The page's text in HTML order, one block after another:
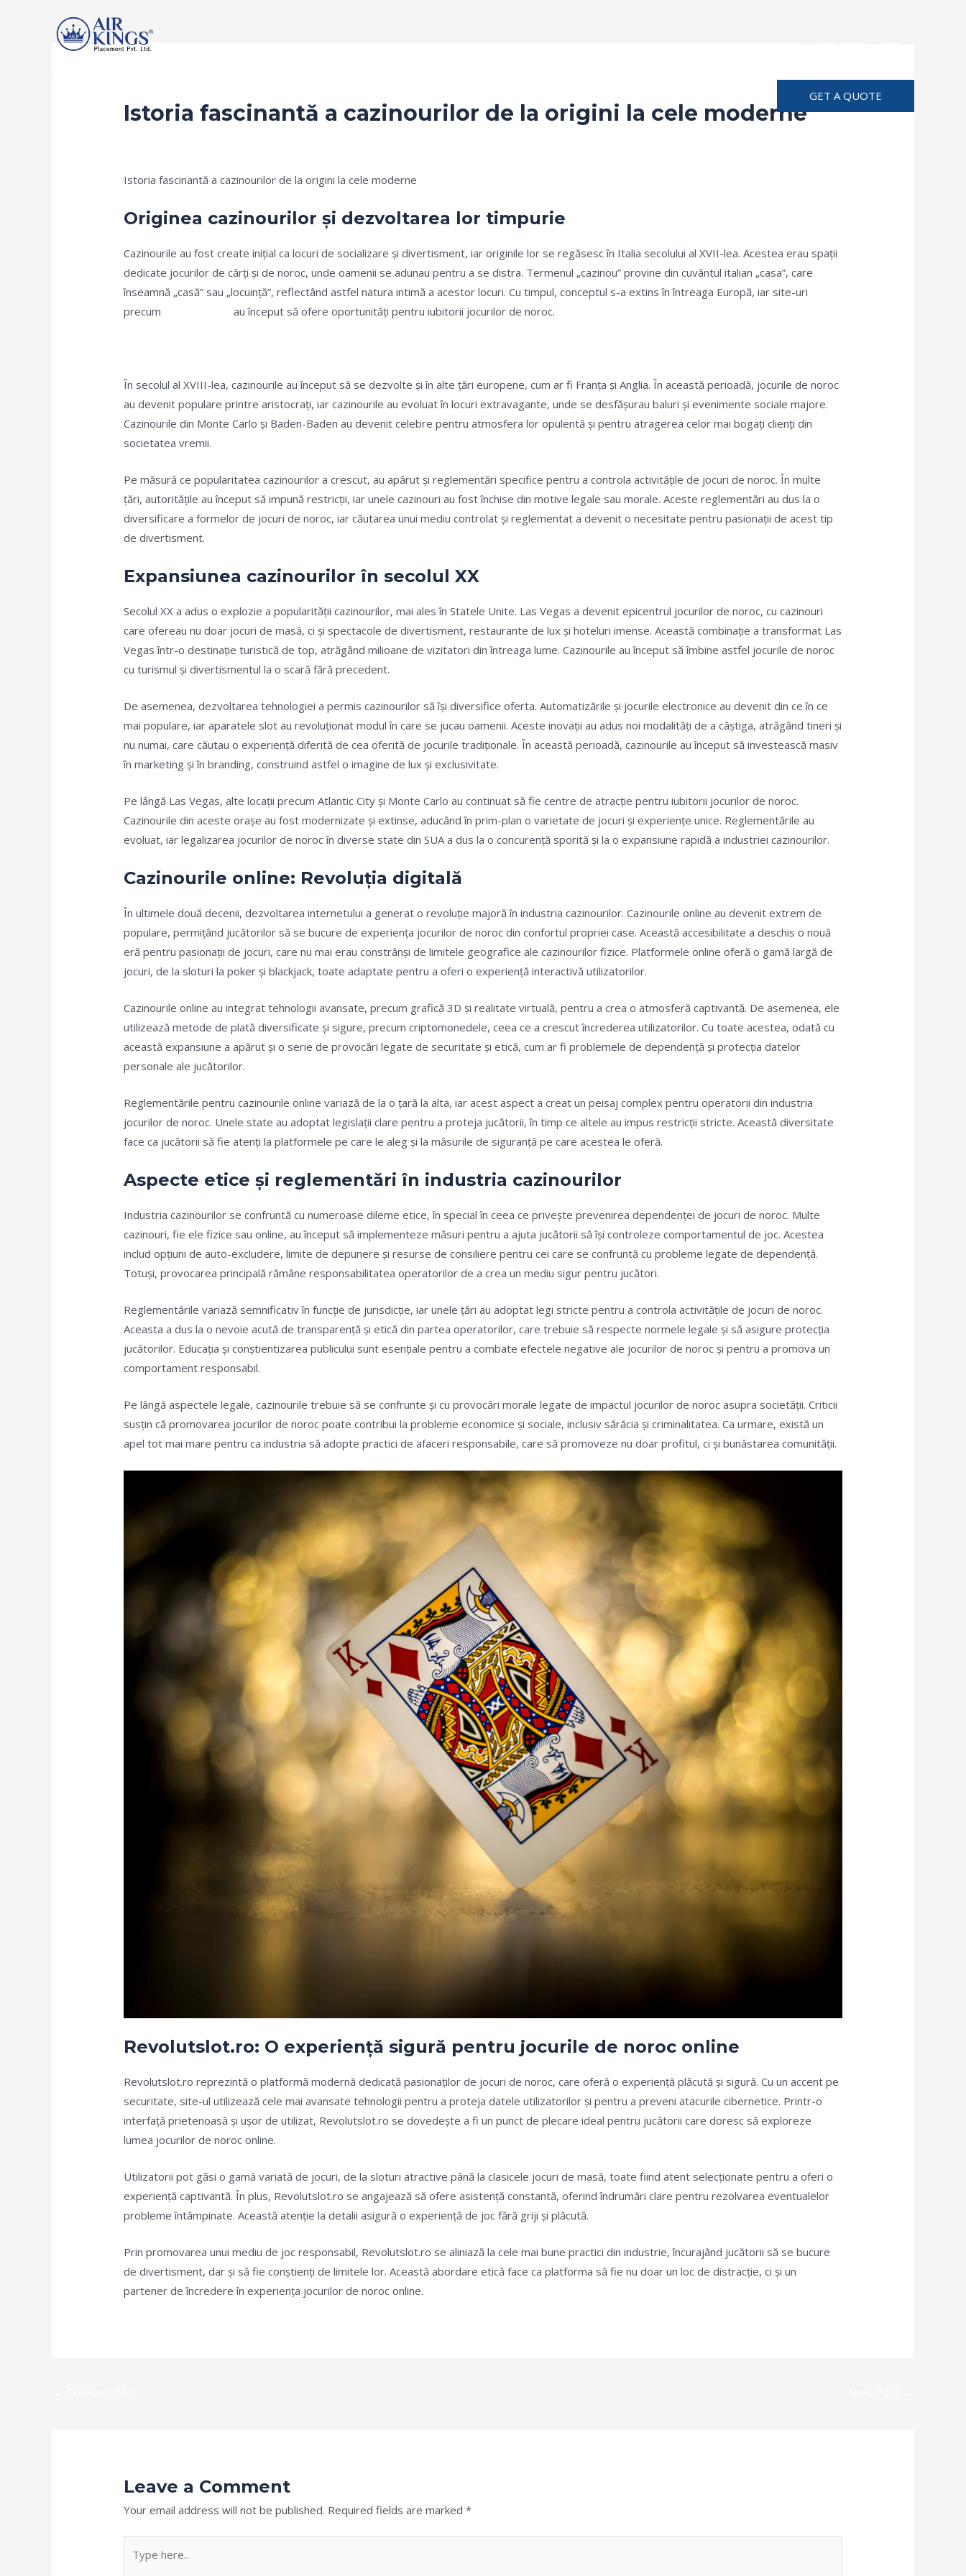
GET A QUOTE
Istoria fascinantă a cazinourilor de la origini la cele moderne
Istoria fascinantă a cazinourilor de la origini la cele moderne
Originea cazinourilor și dezvoltarea lor timpurie
Cazinourile au fost create inițial ca locuri de socializare și divertisment, iar originile lor se regăsesc în Italia secolului al XVII-lea. Acestea erau spații
dedicate jocurilor de cărți și de noroc, unde oamenii se adunau pentru a se distra. Termenul „cazinou” provine din cuvântul italian „casa”, care
înseamnă „casă” sau „locuință”, reflectând astfel natura intimă a acestor locuri. Cu timpul, conceptul s-a extins în întreaga Europă, iar site-uri
precum
au început să ofere oportunități pentru iubitorii jocurilor de noroc.
În secolul al XVIII-lea, cazinourile au început să se dezvolte și în alte țări europene, cum ar fi Franța și Anglia. În această perioadă, jocurile de noroc
au devenit populare printre aristocrați, iar cazinourile au evoluat în locuri extravagante, unde se desfășurau baluri și evenimente sociale majore.
Cazinourile din Monte Carlo și Baden-Baden au devenit celebre pentru atmosfera lor opulentă și pentru atragerea celor mai bogați clienți din
societatea vremii.
Pe măsură ce popularitatea cazinourilor a crescut, au apărut și reglementări specifice pentru a controla activitățile de jocuri de noroc. În multe
țări, autoritățile au început să impună restricții, iar unele cazinouri au fost închise din motive legale sau morale. Aceste reglementări au dus la o
diversificare a formelor de jocuri de noroc, iar căutarea unui mediu controlat și reglementat a devenit o necesitate pentru pasionații de acest tip
de divertisment.
Expansiunea cazinourilor în secolul XX
Secolul XX a adus o explozie a popularității cazinourilor, mai ales în Statele Unite. Las Vegas a devenit epicentrul jocurilor de noroc, cu cazinouri
care ofereau nu doar jocuri de masă, ci și spectacole de divertisment, restaurante de lux și hoteluri imense. Această combinație a transformat Las
Vegas într-o destinație turistică de top, atrăgând milioane de vizitatori din întreaga lume. Cazinourile au început să îmbine astfel jocurile de noroc
cu turismul și divertismentul la o scară fără precedent.
De asemenea, dezvoltarea tehnologiei a permis cazinourilor să își diversifice oferta. Automatizările și jocurile electronice au devenit din ce în ce
mai populare, iar aparatele slot au revoluționat modul în care se jucau oamenii. Aceste inovații au adus noi modalități de a câștiga, atrăgând tineri și
nu numai, care căutau o experiență diferită de cea oferită de jocurile tradiționale. În această perioadă, cazinourile au început să investească masiv
în marketing și în branding, construind astfel o imagine de lux și exclusivitate.
Pe lângă Las Vegas, alte locații precum Atlantic City și Monte Carlo au continuat să fie centre de atracție pentru iubitorii jocurilor de noroc.
Cazinourile din aceste orașe au fost modernizate și extinse, aducând în prim-plan o varietate de jocuri și experiențe unice. Reglementările au
evoluat, iar legalizarea jocurilor de noroc în diverse state din SUA a dus la o concurență sporită și la o expansiune rapidă a industriei cazinourilor.
Cazinourile online: Revoluția digitală
În ultimele două decenii, dezvoltarea internetului a generat o revoluție majoră în industria cazinourilor. Cazinourile online au devenit extrem de
populare, permițând jucătorilor să se bucure de experiența jocurilor de noroc din confortul propriei case. Această accesibilitate a deschis o nouă
eră pentru pasionații de jocuri, care nu mai erau constrânși de limitele geografice ale cazinourilor fizice. Platformele online oferă o gamă largă de
jocuri, de la sloturi la poker și blackjack, toate adaptate pentru a oferi o experiență interactivă utilizatorilor.
Cazinourile online au integrat tehnologii avansate, precum grafică 3D și realitate virtuală, pentru a crea o atmosferă captivantă. De asemenea, ele
utilizează metode de plată diversificate și sigure, precum criptomonedele, ceea ce a crescut încrederea utilizatorilor. Cu toate acestea, odată cu
această expansiune a apărut și o serie de provocări legate de securitate și etică, cum ar fi problemele de dependență și protecția datelor
personale ale jucătorilor.
Reglementările pentru cazinourile online variază de la o țară la alta, iar acest aspect a creat un peisaj complex pentru operatorii din industria
jocurilor de noroc. Unele state au adoptat legislații clare pentru a proteja jucătorii, în timp ce altele au impus restricții stricte. Această diversitate
face ca jucătorii să fie atenți la platformele pe care le aleg și la măsurile de siguranță pe care acestea le oferă.
Aspecte etice și reglementări în industria cazinourilor
Industria cazinourilor se confruntă cu numeroase dileme etice, în special în ceea ce privește prevenirea dependenței de jocuri de noroc. Multe
cazinouri, fie ele fizice sau online, au început să implementeze măsuri pentru a ajuta jucătorii să își controleze comportamentul de joc. Acestea
includ opțiuni de auto-excludere, limite de depunere și resurse de consiliere pentru cei care se confruntă cu probleme legate de dependență.
Totuși, provocarea principală rămâne responsabilitatea operatorilor de a crea un mediu sigur pentru jucători.
Reglementările variază semnificativ în funcție de jurisdicție, iar unele țări au adoptat legi stricte pentru a controla activitățile de jocuri de noroc.
Aceasta a dus la o nevoie acută de transparență și etică din partea operatorilor, care trebuie să respecte normele legale și să asigure protecția
jucătorilor. Educația și conștientizarea publicului sunt esențiale pentru a combate efectele negative ale jocurilor de noroc și pentru a promova un
comportament responsabil.
Pe lângă aspectele legale, cazinourile trebuie să se confrunte și cu provocări morale legate de impactul jocurilor de noroc asupra societății. Criticii
susțin că promovarea jocurilor de noroc poate contribui la probleme economice și sociale, inclusiv sărăcia și criminalitatea. Ca urmare, există un
apel tot mai mare pentru ca industria să adopte practici de afaceri responsabile, care să promoveze nu doar profitul, ci și bunăstarea comunității.
Revolutslot.ro: O experiență sigură pentru jocurile de noroc online
Revolutslot.ro reprezintă o platformă modernă dedicată pasionaților de jocuri de noroc, care oferă o experiență plăcută și sigură. Cu un accent pe
securitate, site-ul utilizează cele mai avansate tehnologii pentru a proteja datele utilizatorilor și pentru a preveni atacurile cibernetice. Printr-o
interfață prietenoasă și ușor de utilizat, Revolutslot.ro se dovedește a fi un punct de plecare ideal pentru jucătorii care doresc să exploreze
lumea jocurilor de noroc online.
Utilizatorii pot găsi o gamă variată de jocuri, de la sloturi atractive până la clasicele jocuri de masă, toate fiind atent selecționate pentru a oferi o
experiență captivantă. În plus, Revolutslot.ro se angajează să ofere asistență constantă, oferind îndrumări clare pentru rezolvarea eventualelor
probleme întâmpinate. Această atenție la detalii asigură o experiență de joc fără griji și plăcută.
Prin promovarea unui mediu de joc responsabil, Revolutslot.ro se aliniază la cele mai bune practici din industrie, încurajând jucătorii să se bucure
de divertisment, dar și să fie conștienți de limitele lor. Această abordare etică face ca platforma să fie nu doar un loc de distracție, ci și un
partener de încredere în experiența jocurilor de noroc online.
Leave a Comment
Your email address will not be published. Required fields are marked*
here..